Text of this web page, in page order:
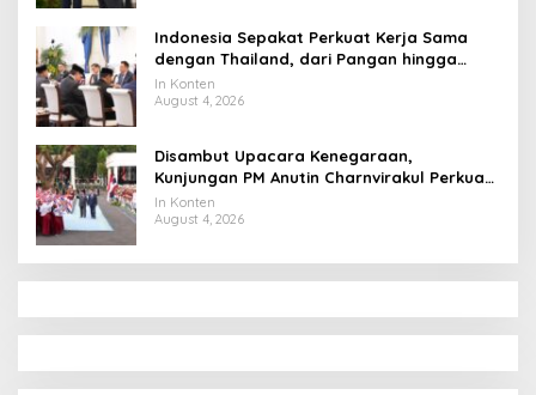
Indonesia Sepakat Perkuat Kerja Sama
dengan Thailand, dari Pangan hingga
Ekonomi Digital
In Konten
August 4, 2026
Disambut Upacara Kenegaraan,
Kunjungan PM Anutin Charnvirakul Perkuat
Hubungan Indonesia-Thailand
In Konten
August 4, 2026